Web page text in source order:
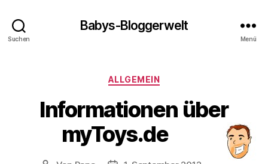
Suchen
Babys-Bloggerwelt
Menü
Kategorien
ALLGEMEIN
Informationen über
myToys.de